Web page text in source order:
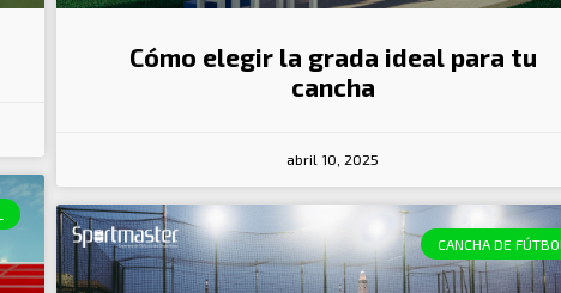
Cómo elegir la grada ideal para tu
cancha
abril 10, 2025
CANCHA DE